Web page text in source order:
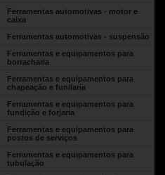
Ferramentas automotivas - motor e
caixa
Ferramentas automotivas - suspensão
Ferramentas e equipamentos para
borracharia
Ferramentas e equipamentos para
chapeação e funilaria
Ferramentas e equipamentos para
fundição e forjaria
Ferramentas e equipamentos para
postos de serviços
Ferramentas e equipamentos para
tubulação